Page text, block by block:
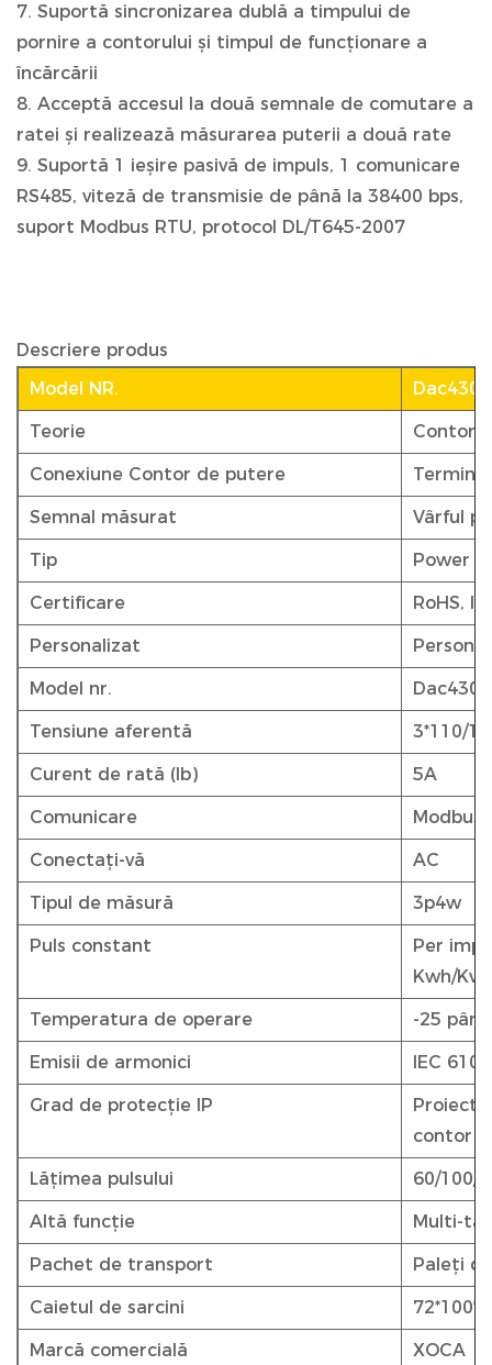
7. Suportă sincronizarea dublă a timpului de
pornire a contorului și timpul de funcționare a
încărcării
8. Acceptă accesul la două semnale de comutare a
ratei și realizează măsurarea puterii a două rate
9. Suportă 1 ieșire pasivă de impuls, 1 comunicare
RS485, viteză de transmisie de până la 38400 bps,
suport Modbus RTU, protocol DL/T645-2007
Descriere produs
Model NR.
Dac4301
Teorie Contor
Conexiune Contor de putere Terminal
Semnal măsurat Vârful
Tip Power
Certificare RoHS,
Personalizat
Model nr. Dac4301
Tensiune aferentă 3*110/
Curent de rată (Ib) 5A
Comunicare Modbus
Conectați-vă AC
Tipul de măsură 3p4w
Puls constant
Per
Kwh/
Temperatura de operare -25
Emisii de armonici IEC
Grad de protecție IP
contor
Lățimea pulsului 60/100/
Altă funcție Multi-
Pachet de transport Paleți
Caietul de sarcini
Marcă comercială XOCA